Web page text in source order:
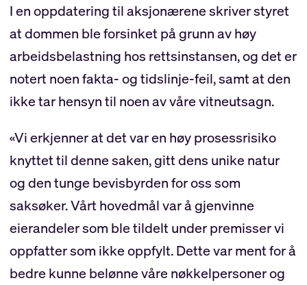
I en oppdatering til aksjonærene skriver styret
at dommen ble forsinket på grunn av høy
arbeidsbelastning hos rettsinstansen, og det er
notert noen fakta- og tidslinje-feil, samt at den
ikke tar hensyn til noen av våre vitneutsagn.
«Vi erkjenner at det var en høy prosessrisiko
knyttet til denne saken, gitt dens unike natur
og den tunge bevisbyrden for oss som
saksøker. Vårt hovedmål var å gjenvinne
eierandeler som ble tildelt under premisser vi
oppfatter som ikke oppfylt. Dette var ment for å
bedre kunne belønne våre nøkkelpersoner og